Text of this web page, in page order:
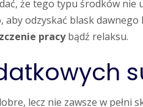
że tego typu środków nie
odzyskać blask
pracybądź relaksu.
lecz nie zawsze w pełni